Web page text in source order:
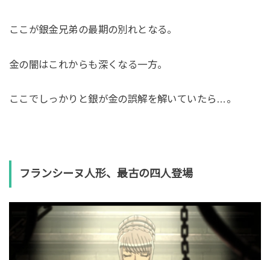
ここが銀金兄弟の最期の別れとなる。
金の闇はこれからも深くなる一方。
ここでしっかりと銀が金の誤解を解いていたら…。
フランシーヌ人形、最古の四人登場